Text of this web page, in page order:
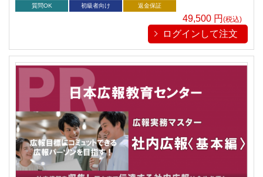
を見切り開設でスタートし苦戦している」という課題に対し、
たった7つのステップで確実に短期間に成果を発揮する「広報
部を開設する方法」をレクチャーする講座です。本講座は「広
報部設立」で多数の実績のある一流広報コンサルタントが、マ
ル秘ともいえるそのノウハウを余すことなくレクチャーしま
す。基本的には、顧問契約を締結したコンサルティング先の企
業にしか教えていないメソッドをココだけで公開する貴重な講
座となっています。 「とりあえず」開設するのでなく、まず
は、本講座を見て学んでから広報部の設立に取り組むことをお
質問OK 初級者向け 返金保証
49,500 円(税込)
ログインして注文